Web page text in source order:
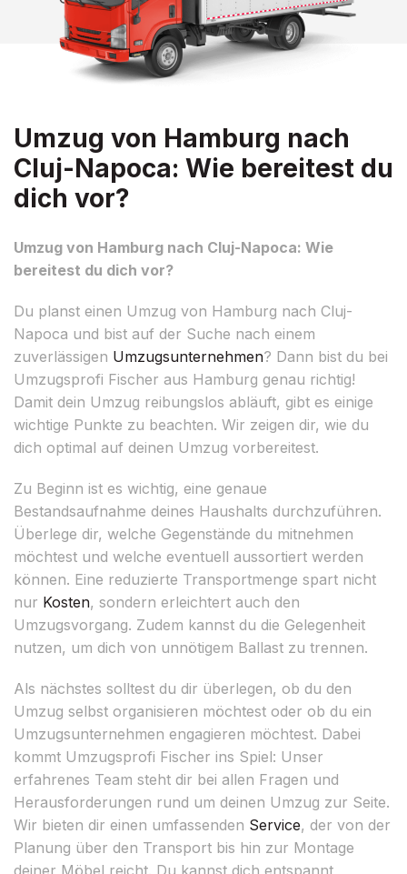
Umzug von Hamburg nach
Cluj-Napoca: Wie bereitest du
dich vor?
Umzug von Hamburg nach Cluj-Napoca: Wie
bereitest du dich vor?
Du planst einen Umzug von Hamburg nach Cluj-
Napoca und bist auf der Suche nach einem
zuverlässigen Umzugsunternehmen? Dann bist du bei
Umzugsprofi Fischer aus Hamburg genau richtig!
Damit dein Umzug reibungslos abläuft, gibt es einige
wichtige Punkte zu beachten. Wir zeigen dir, wie du
dich optimal auf deinen Umzug vorbereitest.
Zu Beginn ist es wichtig, eine genaue
Bestandsaufnahme deines Haushalts durchzuführen.
Überlege dir, welche Gegenstände du mitnehmen
möchtest und welche eventuell aussortiert werden
können. Eine reduzierte Transportmenge spart nicht
nur Kosten, sondern erleichtert auch den
Umzugsvorgang. Zudem kannst du die Gelegenheit
nutzen, um dich von unnötigem Ballast zu trennen.
Als nächstes solltest du dir überlegen, ob du den
Umzug selbst organisieren möchtest oder ob du ein
Umzugsunternehmen engagieren möchtest. Dabei
kommt Umzugsprofi Fischer ins Spiel: Unser
erfahrenes Team steht dir bei allen Fragen und
Herausforderungen rund um deinen Umzug zur Seite.
Wir bieten dir einen umfassenden Service, der von der
Planung über den Transport bis hin zur Montage
deiner Möbel reicht. Du kannst dich entspannt